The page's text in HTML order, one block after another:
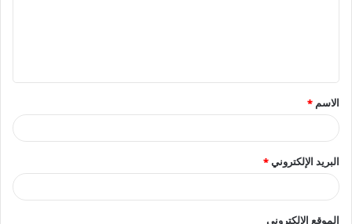
ق
*
الاسم *
البريد الإلكتروني*
الموقع الإلكتروني